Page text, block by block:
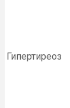
Гипертиреоз